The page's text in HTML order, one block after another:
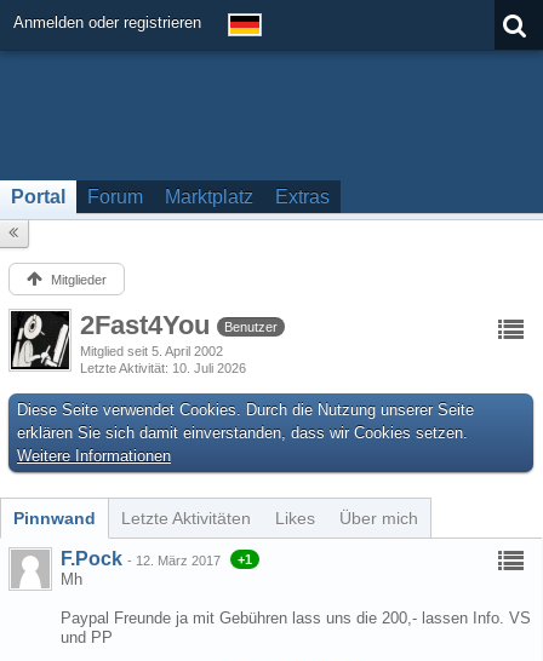
Anmelden oder registrieren
Portal Forum Marktplatz Extras
Mitglieder
2Fast4You
Benutzer
Mitglied seit 5. April 2002
Letzte Aktivität 10. Juli 2026
Diese Seite verwendet Cookies. Durch die Nutzung unserer Seite
erklären Sie sich damit einverstanden, dass wir Cookies setzen.
Weitere Informationen
Pinnwand Letzte Aktivitäten Likes Über mich
F.Pock - 12. März 2017 +1
Mh
Paypal Freunde ja mit Gebühren lass uns die 200,- lassen Info. VS
und PP